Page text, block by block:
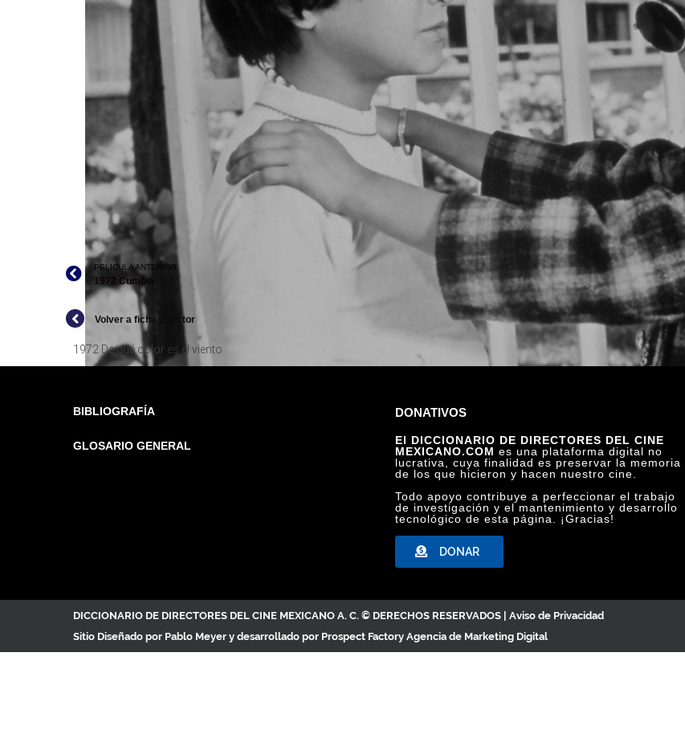
¿DE QUÉ COLOR ES EL VIENTO?, ARCHIVO TELEVICINE
PELICULA ANTERIOR
1972 Cumbia
Volver a ficha director
1972 De qué color es el viento
BIBLIOGRAFÍA
GLOSARIO GENERAL
DONATIVOS
El DICCIONARIO DE DIRECTORES DEL CINE
MEXICANO.COM es una plataforma digital no
lucrativa, cuya finalidad es preservar la memoria
de los que hicieron y hacen nuestro cine.
Todo apoyo contribuye a perfeccionar el trabajo
de investigación y el mantenimiento y desarrollo
tecnológico de esta página. ¡Gracias!
DONAR
DICCIONARIO DE DIRECTORES DEL CINE MEXICANO A. C. © DERECHOS RESERVADOS | Aviso de Privacidad
Sitio Diseñado por Pablo Meyer y desarrollado por Prospect Factory Agencia de Marketing Digital